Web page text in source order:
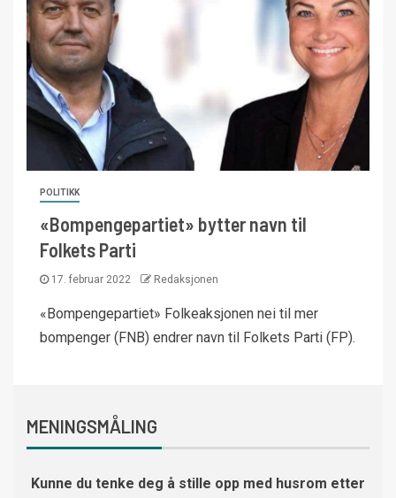
POLITIKK
«Bompengepartiet» bytter navn til
Folkets Parti
17. februar 2022 Redaksjonen
«Bompengepartiet» Folkeaksjonen nei til mer
bompenger (FNB) endrer navn til Folkets Parti (FP).
MENINGSMÅLING
Kunne du tenke deg å stille opp med husrom etter